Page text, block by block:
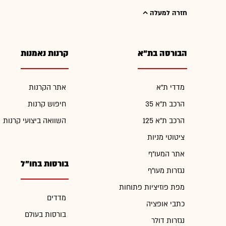
חזרה למעלה
הבורסה בת"א
מדדי ת"א
הרכב ת"א 35
הרכב ת"א 125
ציטוטי מניות
אתר המעו"ף
נגזרות מעו"ף
מפת פוזיציות פתוחות
כתבי אופציה
נגזרות דולר
קרנות נאמנות
אתר הקרנות
חיפוש קרנות
השוואה ביצועי קרנות
בורסות בחו"ל
מדדים
בורסות בעולם